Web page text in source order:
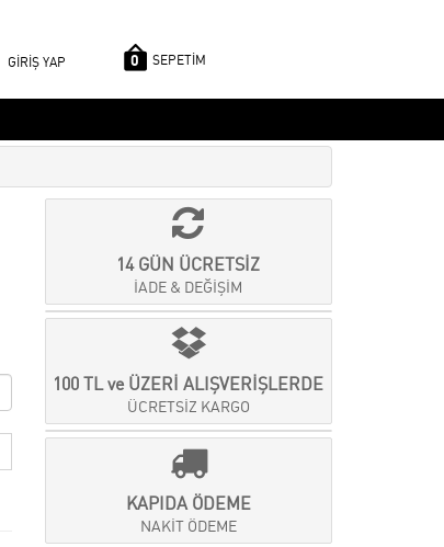
GİRİŞ YAP 0 SEPETİM
14 GÜN ÜCRETSİZ
İADE & DEĞİŞİM
100 TL ve ÜZERİ ALIŞVERİŞLERDE
ÜCRETSİZ KARGO
KAPIDA ÖDEME
NAKİT ÖDEME